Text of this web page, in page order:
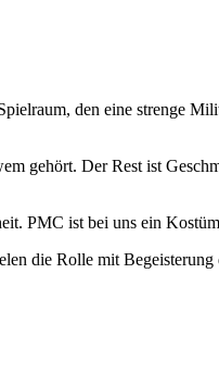
den eine strenge
gehört. Der Rest ist
PMC ist bei uns ein
die Rolle mit Begeisterung